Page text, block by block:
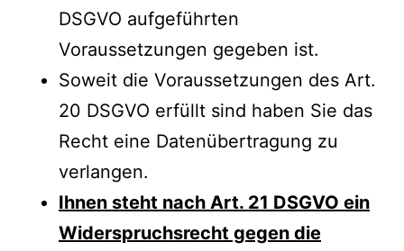
DSGVO aufgeführten
Voraussetzungen gegeben ist.
Soweit die Voraussetzungen des Art.
20 DSGVO erfüllt sind haben Sie das
Recht eine Datenübertragung zu
verlangen.
Ihnen steht nach Art. 21 DSGVO ein
Widerspruchsrecht gegen die